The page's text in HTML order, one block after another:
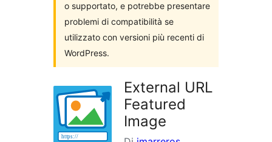
o supportato, e potrebbe presentare
problemi di compatibilità se
utilizzato con versioni più recenti di
WordPress.
External URL
Featured
Image